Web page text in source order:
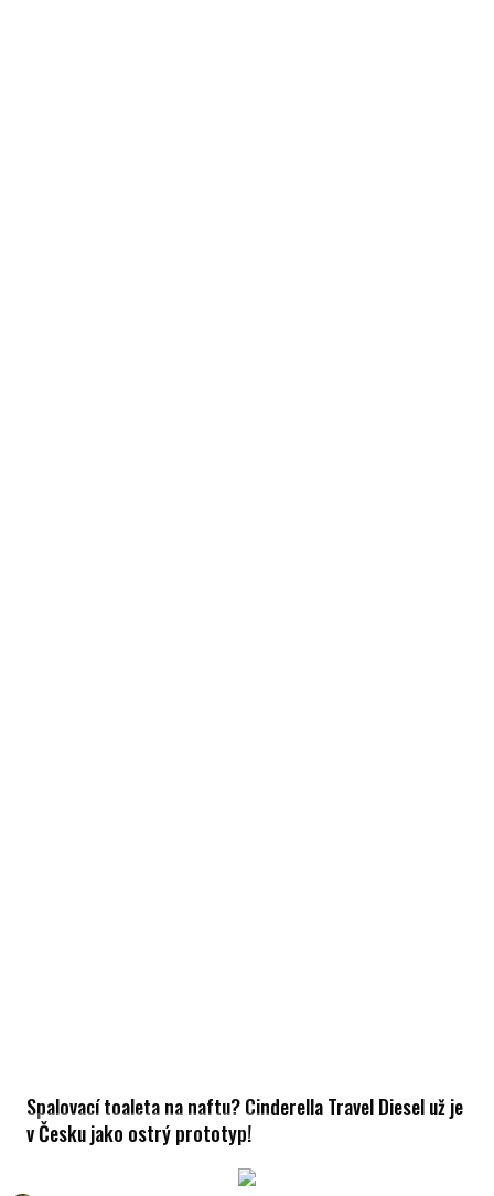
Spalovací toaleta na naftu? Cinderella Travel Diesel už je
v Česku jako ostrý prototyp!